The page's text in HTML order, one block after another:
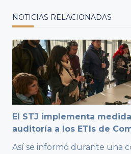
NOTICIAS RELACIONADAS
El STJ implementa
auditoría a los ETIs de
Así se informó durante una